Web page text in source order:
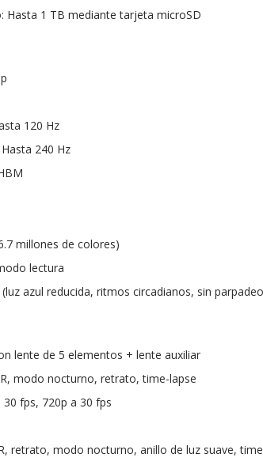
Hasta 1 TB mediante tarjeta microSD
120 Hz
240 Hz
millones de colores)
lectura
azul reducida, ritmos circadianos, sin
lente de 5 elementos + lente auxiliar
modo nocturno, retrato, time-lapse
fps, 720p a 30 fps
retrato, modo nocturno, anillo de luz suave,